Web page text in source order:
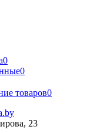
0
0
товаров0
23